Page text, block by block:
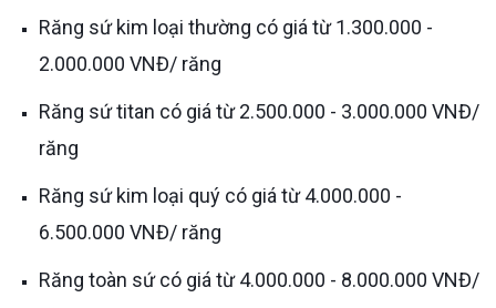
Răng sứ kim loại thường có giá từ 1.300.000 -
2.000.000 VNĐ/ răng
Răng sứ titan có giá từ 2.500.000 - 3.000.000 VNĐ/
răng
Răng sứ kim loại quý có giá từ 4.000.000 -
6.500.000 VNĐ/ răng
Răng toàn sứ có giá từ 4.000.000 - 8.000.000 VNĐ/